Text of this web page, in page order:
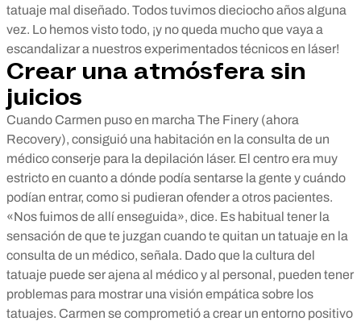
tatuaje mal diseñado. Todos tuvimos dieciocho años alguna
vez. Lo hemos visto todo, ¡y no queda mucho que vaya a
escandalizar a nuestros experimentados técnicos en láser!
Crear una atmósfera sin
juicios
Cuando Carmen puso en marcha The Finery (ahora
Recovery), consiguió una habitación en la consulta de un
médico conserje para la depilación láser. El centro era muy
estricto en cuanto a dónde podía sentarse la gente y cuándo
podían entrar, como si pudieran ofender a otros pacientes.
«Nos fuimos de allí enseguida», dice. Es habitual tener la
sensación de que te juzgan cuando te quitan un tatuaje en la
consulta de un médico, señala. Dado que la cultura del
tatuaje puede ser ajena al médico y al personal, pueden tener
problemas para mostrar una visión empática sobre los
tatuajes. Carmen se comprometió a crear un entorno positivo